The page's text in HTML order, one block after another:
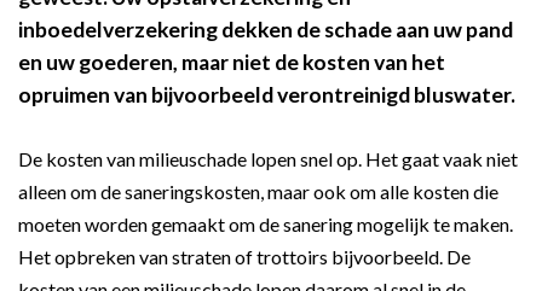
inboedelverzekering dekken de schade aan uw pand
en uw goederen, maar niet de kosten van het
opruimen van bijvoorbeeld verontreinigd bluswater.
De kosten van milieuschade lopen snel op. Het gaat vaak niet
alleen om de saneringskosten, maar ook om alle kosten die
moeten worden gemaakt om de sanering mogelijk te maken.
Het opbreken van straten of trottoirs bijvoorbeeld. De